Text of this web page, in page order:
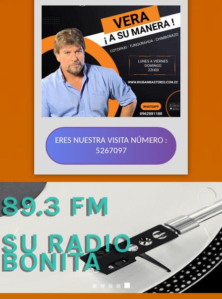
ERES NUESTRA VISITA NÚMERO :
5267097
89.3 FM
SU RADIO
BONITA